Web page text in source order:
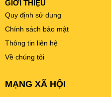
GIỚI THIỆU
Quy định sử dụng
Chính sách bảo mật
Thông tin liên hệ
Về chúng tôi
MẠNG XÃ HỘI